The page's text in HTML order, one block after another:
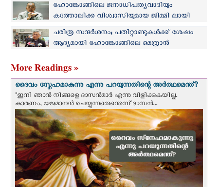
ഹോങ്കോങ്ങിലെ ജനാധിപത്യവാദിയും
കത്തോലിക്ക വിശ്വാസിയുമായ ജിമ്മി ലായി
തടവിലായിട്ട് 1000 ദിവസങ്ങള്‍
ചരിത്ര സന്ദർശനം; പതിറ്റാണ്ടുകൾക്ക് ശേഷം
ആദ്യമായി ഹോങ്കോങ്ങിലെ മെത്രാൻ
More Readings »
ദൈവം സ്നേഹമാകുന്നു എന്നു പറയുന്നതിന്റെ അർത്ഥമെന്ത്?
"ഇനി ഞാന്‍ നിങ്ങളെ ദാസന്‍മാര്‍ എന്നു വിളിക്കുകയില്ല.
കാരണം, യജമാനന്‍ ചെയ്യുന്നതെന്തെന്ന് ദാസന്‍...